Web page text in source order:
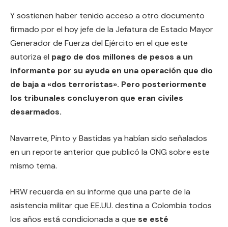
Y sostienen haber tenido acceso a otro documento
firmado por el hoy jefe de la Jefatura de Estado Mayor
Generador de Fuerza del Ejército en el que este
autoriza el pago de dos millones de pesos a un
informante por su ayuda en una operación que dio
de baja a «dos terroristas». Pero posteriormente
los tribunales concluyeron que eran civiles
desarmados.
Navarrete, Pinto y Bastidas ya habían sido señalados
en un reporte anterior que publicó la ONG sobre este
mismo tema.
HRW recuerda en su informe que una parte de la
asistencia militar que EE.UU. destina a Colombia todos
los años está condicionada a que se esté